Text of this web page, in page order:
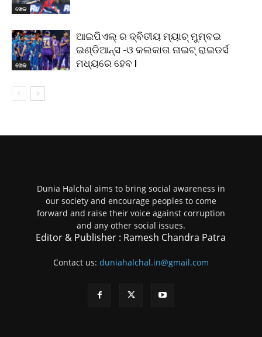
ଖେଳ
ଖେଳ
ଆଇପିଏଲ୍ ର ଦ୍ବିତୀୟ ମ୍ୟାଚ୍ ମୁମ୍ବଇ
ଇଣ୍ଡିଆନ୍ସ -ଓ କଲକାତା ନାଇଟ୍ ରାଇଡର୍ସ
ମଧ୍ୟରେ ହେବ l
Dunia Halchal aims to bring social awareness in
our society and encourage peoples to come
forward and raise their voice against corruption
and any other social issues.
Editor & Publisher : Ramesh Chandra Patra
Contact us: duniahalchal.in@gmail.com